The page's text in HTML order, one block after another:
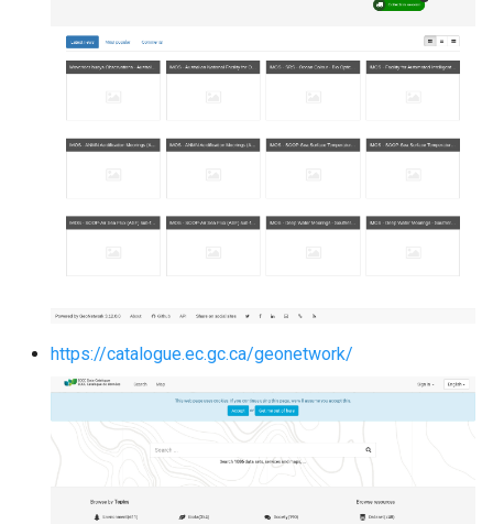
https://catalogue.ec.gc.ca/geonetwork/